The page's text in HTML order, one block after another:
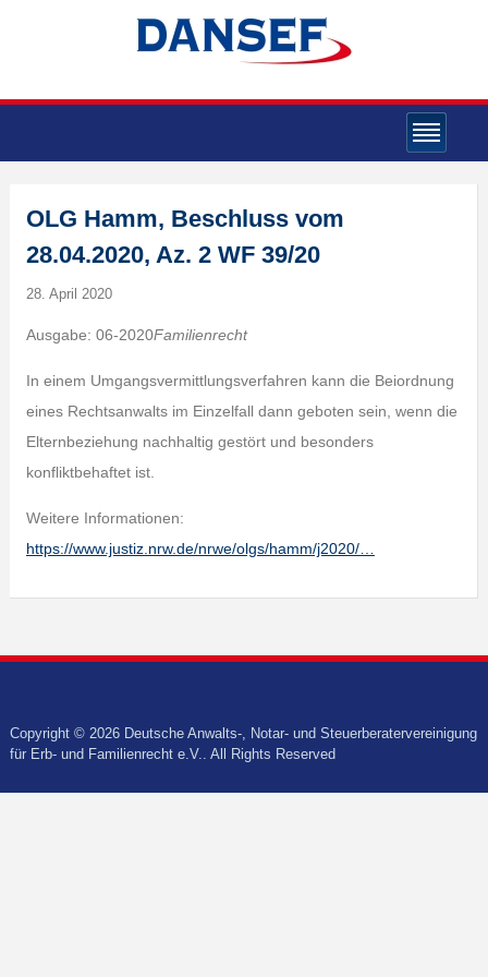
OLG Hamm, Beschluss vom
28.04.2020, Az. 2 WF 39/20
28. April 2020
Ausgabe: 06-2020Familienrecht
In einem Umgangsvermittlungsverfahren kann die Beiordnung
eines Rechtsanwalts im Einzelfall dann geboten sein, wenn die
Elternbeziehung nachhaltig gestört und besonders
konfliktbehaftet ist.
Weitere Informationen:
https://www.justiz.nrw.de/nrwe/olgs/hamm/j2020/…
Copyright © 2026 Deutsche Anwalts-, Notar- und Steuerberatervereinigung
für Erb- und Familienrecht e.V.. All Rights Reserved